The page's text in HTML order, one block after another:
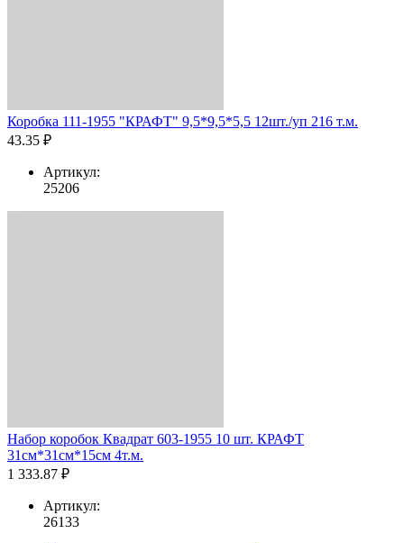
Коробка 111-1955 "КРАФТ" 9,5*9,5*5,5 12шт./уп 216 т.м.
43.35 ₽
Артикул:
25206
Набор коробок Квадрат 603-1955 10 шт. КРАФТ
31см*31см*15см 4т.м.
1 333.87 ₽
Артикул:
26133